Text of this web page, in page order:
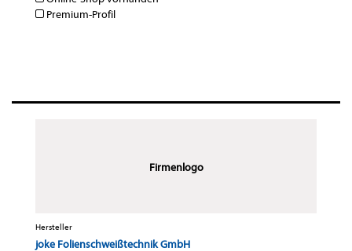
Premium-Profil
Firmenlogo
Hersteller
joke Folienschweißtechnik GmbH